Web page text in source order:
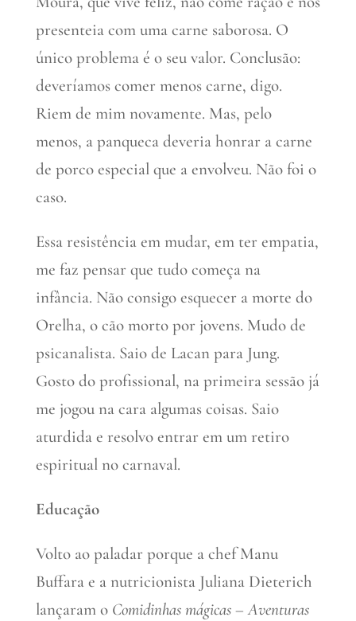
presenteia com uma carne saborosa. O
único problema é o seu valor. Conclusão:
deveríamos comer menos carne, digo.
Riem de mim novamente. Mas, pelo
menos, a panqueca deveria honrar a carne
de porco especial que a envolveu. Não foi o
caso.
Essa resistência em mudar, em ter empatia,
me faz pensar que tudo começa na
infância. Não consigo esquecer a morte do
Orelha, o cão morto por jovens. Mudo de
psicanalista. Saio de Lacan para Jung.
Gosto do profissional, na primeira sessão já
me jogou na cara algumas coisas. Saio
aturdida e resolvo entrar em um retiro
espiritual no carnaval.
Educação
Volto ao paladar porque a chef Manu
Buffara e a nutricionista Juliana Dieterich
lançaram o Comidinhas mágicas – Aventuras